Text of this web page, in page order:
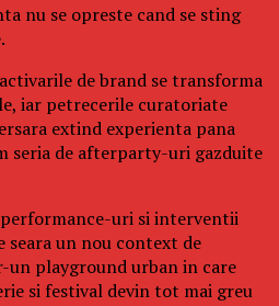
nu se opreste cand se sting
de brand se transforma
iar petrecerile curatoriate
extind experienta pana
seria de afterparty-uri gazduite
uri si interventii
seara un nou context de
playground urban in care
si festival devin tot mai greu